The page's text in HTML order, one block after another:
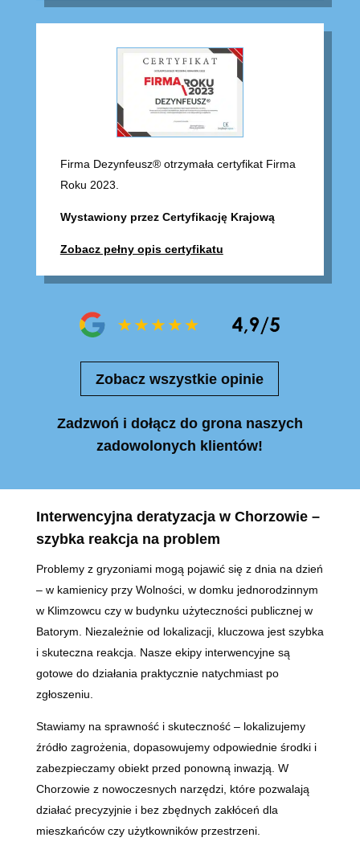
Firma Dezynfeusz® otrzymała certyfikat Firma
Roku 2023.
Wystawiony przez Certyfikację Krajową
Zobacz pełny opis certyfikatu
Zobacz wszystkie opinie
Zadzwoń i dołącz do grona naszych
zadowolonych klientów!
Interwencyjna deratyzacja w Chorzowie –
szybka reakcja na problem
Problemy z gryzoniami mogą pojawić się z dnia na dzień
– w kamienicy przy Wolności, w domku jednorodzinnym
w Klimzowcu czy w budynku użyteczności publicznej w
Batorym. Niezależnie od lokalizacji, kluczowa jest szybka
i skuteczna reakcja. Nasze ekipy interwencyjne są
gotowe do działania praktycznie natychmiast po
zgłoszeniu.
Stawiamy na sprawność i skuteczność – lokalizujemy
źródło zagrożenia, dopasowujemy odpowiednie środki i
zabezpieczamy obiekt przed ponowną inwazją. W
Chorzowie z nowoczesnych narzędzi, które pozwalają
działać precyzyjnie i bez zbędnych zakłóceń dla
mieszkańców czy użytkowników przestrzeni.